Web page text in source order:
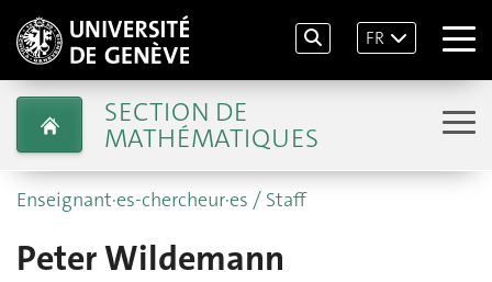
FR
SECTION DE
MATHÉMATIQUES
Enseignant·es-chercheur·es / Staff
Peter Wildemann